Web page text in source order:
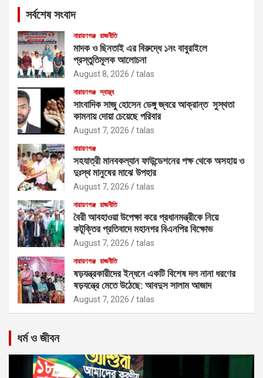
সর্বশেষ সংবাদ
নারায়ণগঞ্জ রাজনীতি
মাদক ও ছিনতাই এর বিরুদ্ধে ১নং বাবুরাইলে
প্রস্তুতিমূলক আলোচনা
August 8, 2026 talas
নারায়ণগঞ্জ স্বাস্থ্য
সাংবাদিক সাজু হোসেন ডেঙ্গু জ্বরে আক্রান্ত সুস্থতা
কামনায় দোয়া চেয়েছে পরিবার
August 7, 2026 talas
নারায়ণগঞ্জ
সহযাত্রী মানবকল্যান ফাউন্ডেশনের পক্ষ থেকে অসহায় ও
দুঃস্থ মানুষের মাঝে উপহার
August 7, 2026 talas
নারায়ণগঞ্জ রাজনীতি
বৈরী আবহাওয়া উপেক্ষা করে প্রধানমন্ত্রীকে নিয়ে
কটূক্তির প্রতিবাদে মহানগর বিএনপির বিক্ষোভ
August 7, 2026 talas
নারায়ণগঞ্জ রাজনীতি
ষড়যন্ত্রকারীদের ইন্ধনে একটি বিশেষ দল নানা ধরণের
ষড়যন্ত্রে মেতে উঠেছে: আবদুস সালাম আজাদ
August 7, 2026 talas
ধর্ম ও জীবন